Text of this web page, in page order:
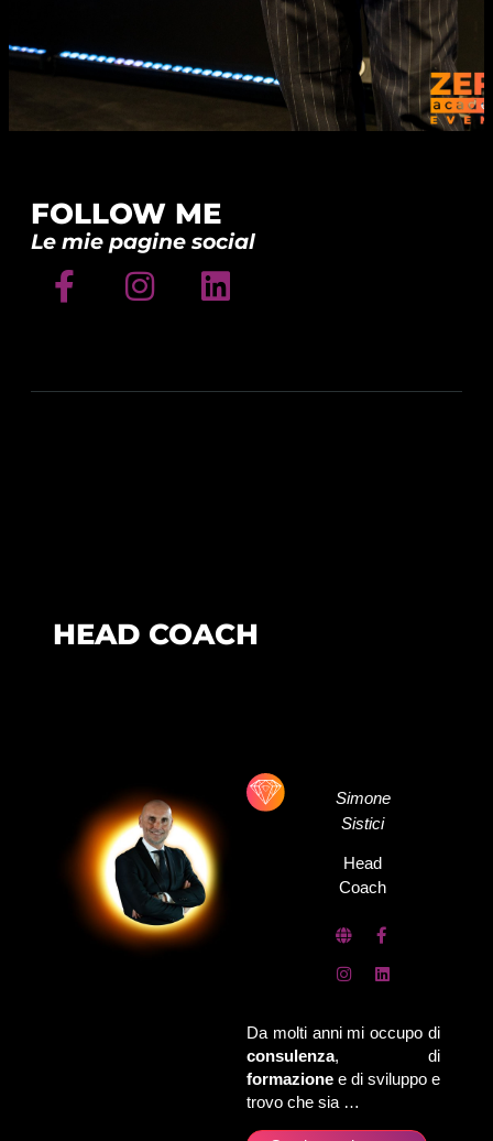
FOLLOW ME
Le mie pagine social
HEAD COACH
Simone
Sistici
Head
Coach
Da molti anni mi occupo di
consulenza, di
formazione e di sviluppo e
trovo che sia …